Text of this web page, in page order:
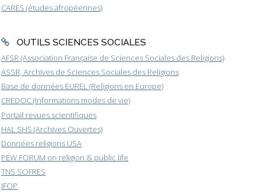
CARES (études afropéennes)
OUTILS SCIENCES SOCIALES
AFSR (Association Française de Sciences Sociales des Religions)
ASSR, Archives de Sciences Sociales des Religions
Base de données EUREL (Religions en Europe)
CREDOC (Informations modes de vie)
Portail revues scientifiques
HAL SHS (Archives Ouvertes)
Données religions USA
PEW FORUM on religion & public life
TNS SOFRES
IFOP